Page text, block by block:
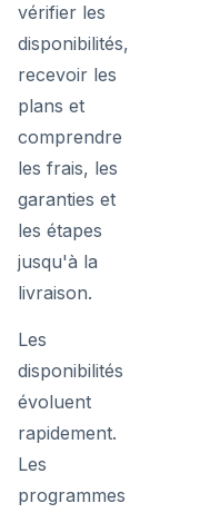
vérifier les
disponibilités,
recevoir les
plans et
comprendre
les frais, les
garanties et
les étapes
jusqu'à la
livraison.
Les
disponibilités
évoluent
rapidement.
Les
programmes